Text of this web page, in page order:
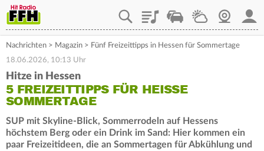
PlaylistStaupilotWetterWebcam
Nachrichten > Magazin > Fünf Freizeittipps in Hessen für Sommertage
18.06.2026, 10:13 Uhr
Hitze in Hessen
5 FREIZEITTIPPS FÜR HEISSE S
OMMERTAGE
SUP mit Skyline-Blick, Sommerrodeln auf Hessens
höchstem Berg oder ein Drink im Sand: Hier kommen ein
paar Freizeitideen, die an Sommertagen für Abkühlung und